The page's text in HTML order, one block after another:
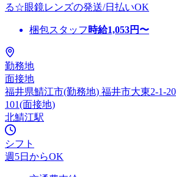
る☆眼鏡レンズの発送/日払いOK
梱包スタッフ 時給1,053円〜
勤務地
面接地
福井県鯖江市(勤務地) 福井市大東2-1-
101(面接地)
北鯖江駅
シフト
週5日からOK